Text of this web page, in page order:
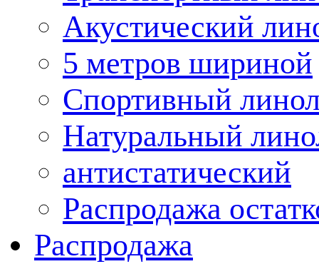
Акустический
5 метров шириной
Спортивный
Натуральный
антистатический
Распродажа
Распродажа